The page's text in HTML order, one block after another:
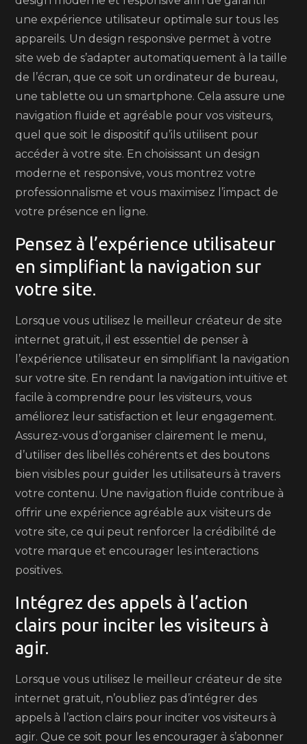
une expérience utilisateur optimale sur tous les
appareils. Un design responsive permet à votre
site web de s’adapter automatiquement à la taille
de l’écran, que ce soit un ordinateur de bureau,
une tablette ou un smartphone. Cela assure une
navigation fluide et agréable pour vos visiteurs,
quel que soit le dispositif qu’ils utilisent pour
accéder à votre site. En choisissant un design
moderne et responsive, vous montrez votre
professionnalisme et vous maximisez l’impact de
votre présence en ligne.
Pensez à l’expérience utilisateur
en simplifiant la navigation sur
votre site.
Lorsque vous utilisez le meilleur créateur de site
internet gratuit, il est essentiel de penser à
l’expérience utilisateur en simplifiant la navigation
sur votre site. En rendant la navigation intuitive et
facile à comprendre pour les visiteurs, vous
améliorez leur satisfaction et leur engagement.
Assurez-vous d’organiser clairement le menu,
d’utiliser des libellés cohérents et des boutons
bien visibles pour guider les utilisateurs à travers
votre contenu. Une navigation fluide contribue à
offrir une expérience agréable aux visiteurs de
votre site, ce qui peut renforcer la crédibilité de
votre marque et encourager les interactions
positives.
Intégrez des appels à l’action
clairs pour inciter les visiteurs à
agir.
Lorsque vous utilisez le meilleur créateur de site
internet gratuit, n’oubliez pas d’intégrer des
appels à l’action clairs pour inciter vos visiteurs à
agir. Que ce soit pour les encourager à s’abonner